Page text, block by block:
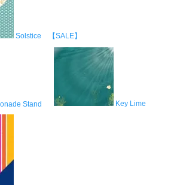
Solstice 【SALE】
Stand Key Lime